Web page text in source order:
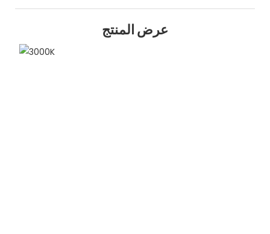
عرض المنتج